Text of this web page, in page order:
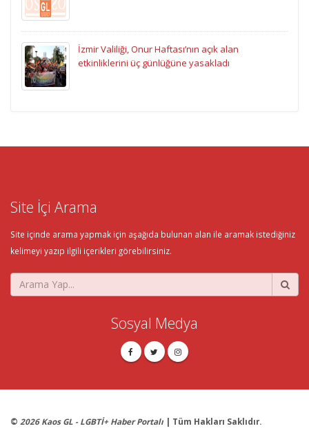
İzmir Valiliği, Onur Haftası’nın açık alan
etkinliklerini üç günlüğüne yasakladı
Site İçi Arama
Site içinde arama yapmak için aşağıda bulunan alan ile aramak istediğiniz
kelimeyi yazıp ilgili içerikleri görebilirsiniz.
Sosyal Medya
© 2026 Kaos GL - LGBTİ+ Haber Portalı | Tüm Hakları Saklıdır.